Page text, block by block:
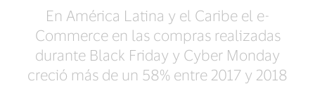
En América Latina y el Caribe el e-
Commerce en las compras realizadas
durante Black Friday y Cyber Monday
creció más de un 58% entre 2017 y 2018